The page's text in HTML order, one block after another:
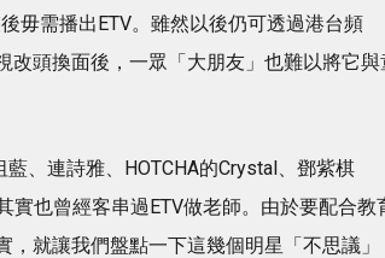
毋需播出ETV。雖然以後仍可透過港台頻
改頭換面後，一眾「大朋友」也難以將它與
、連詩雅、HOTCHA的Crystal、鄧紫棋
實也曾經客串過ETV做老師。由於要配合教
就讓我們盤點一下這幾個明星「不思議」